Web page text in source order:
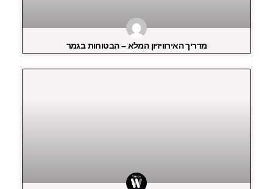
מדריך האירוויזיון המלא – הבטוחות בגמר